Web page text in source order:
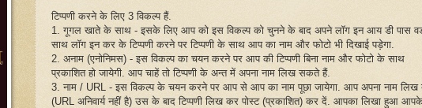
टिप्पणी करने के लिए 3 विकल्प हैं.
1. गूगल खाते के साथ - इसके लिए आप को इस विकल्प को चुनने के बाद अपने लॉग इन आय डी पास
साथ लॉग इन कर के टिप्पणी करने पर टिप्पणी के साथ आप का नाम और फोटो भी दिखाई पड़ेगा.
2. अनाम (एनोनिमस) - इस विकल्प का चयन करने पर आप की टिप्पणी बिना नाम और फोटो के साथ
प्रकाशित हो जायेगी. आप चाहें तो टिप्पणी के अन्त में अपना नाम लिख सकते हैं.
3. नाम / URL - इस विकल्प के चयन करने पर आप से आप का नाम पूछा जायेगा. आप अपना नाम लिख
(URL अनिवार्य नहीं है) उस के बाद टिप्पणी लिख कर पोस्ट (प्रकाशित) कर दें. आपका लिखा हुआ